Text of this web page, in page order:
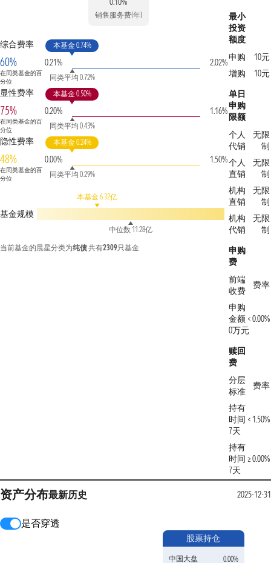
销售服务费(年)
综合费率
60%
在同类基金的百
分位
0.21%
本基金 0.74%
同类平均 0.72%
2.02%
显性费率
75%
在同类基金的百
分位
0.20%
本基金 0.50%
同类平均 0.43%
1.16%
隐性费率
48%
在同类基金的百
分位
0.00%
本基金 0.24%
同类平均 0.29%
1.50%
基金规模
本基金 6.32亿
中位数 11.28亿
当前基金的晨星分类为纯债共有2309只基金
最小
投资
额度
申购
10元
增购
10元
单日
申购
限额
个人
代销
无限
制
个人
直销
无限
制
机构
直销
无限
制
机构
代销
无限
制
申购
费
前端
收费
费率
申购
金额 <
0万元
0.00%
赎回
费
分层
标准
费率
持有
时间 <
7天
1.50%
持有
时间 ≥
7天
0.00%
资产分布最新历史 2025-12-31
是否穿透
股票持仓
中国大盘
0.00%